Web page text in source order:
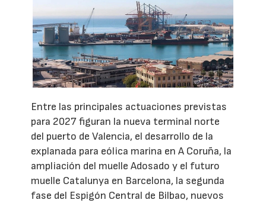
Entre las principales actuaciones previstas
para 2027 figuran la nueva terminal norte
del puerto de Valencia, el desarrollo de la
explanada para eólica marina en A Coruña, la
ampliación del muelle Adosado y el futuro
muelle Catalunya en Barcelona, la segunda
fase del Espigón Central de Bilbao, nuevos